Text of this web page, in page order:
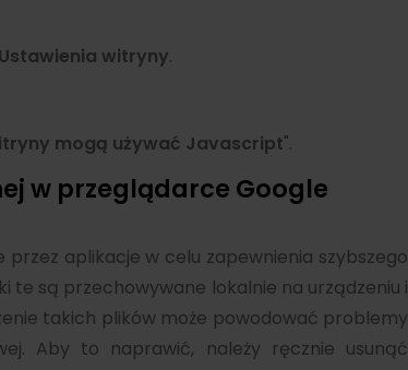
Ustawienia witryny.
mogą używać Javascript".
w przeglądarce Google
aplikacje w celu zapewnienia szybszego
te są przechowywane lokalnie na urządzeniu i
takich plików może powodować problemy
Aby to naprawić, należy ręcznie usunąć